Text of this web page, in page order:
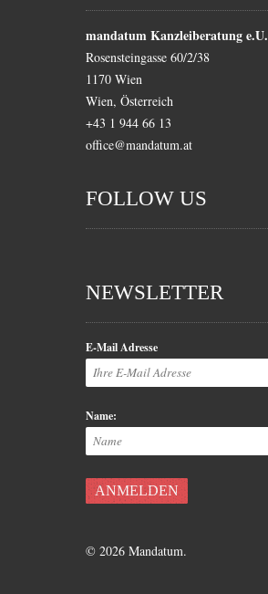
mandatum Kanzleiberatung e.U.
Rosensteingasse 60/2/38
1170 Wien
Wien, Österreich
+43 1 944 66 13
office@mandatum.at
FOLLOW US
NEWSLETTER
E-Mail Adresse
Name:
© 2026 Mandatum.